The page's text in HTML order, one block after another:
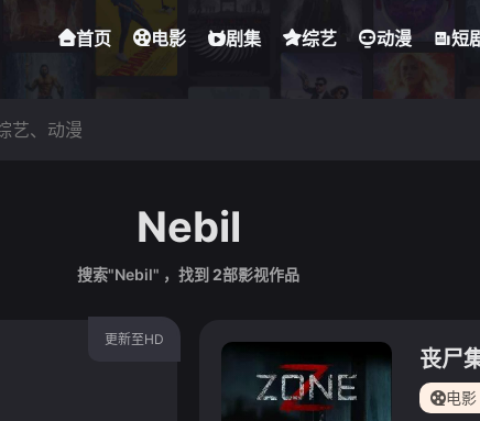
首页 电影 剧集 综艺 动漫 短
Nebil
搜索"Nebil" ，找到 2部影视作品
更新至HD
丧尸
电影